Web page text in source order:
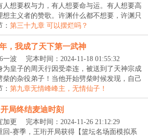
人想要权与力，有人想要命与运。有人想要高
想主义者的赞歌。许渊什么都不想要，许渊只
第三十九章 可以摆烂吗？
，我成了天下第一武神
一波
完本时间：2024-11-18 01:55:32
为皇子的周天行因受牵连，被送到了天神宗成
柴的杂役弟子！当他开始劈柴时候发现，自己
第九章无情峰峰主，无情仙子！
局终结麦迪时刻
加更
完本时间：2024-11-26 21:12:29
回-赛季，王珩开局获得【篮坛名场面模拟系